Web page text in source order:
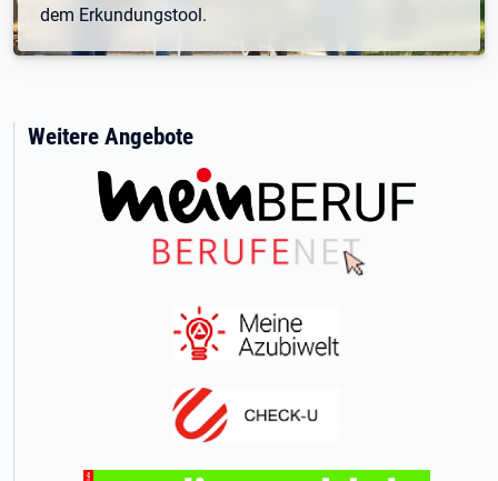
dem Erkundungstool.
Weitere Angebote